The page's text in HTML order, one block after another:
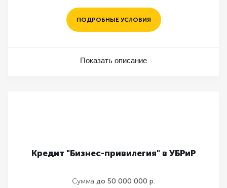
ПОДРОБНЫЕ УСЛОВИЯ
Показать описание
Кредит "Бизнес-привилегия" в УБРиР
Сумма до 50 000 000 р.